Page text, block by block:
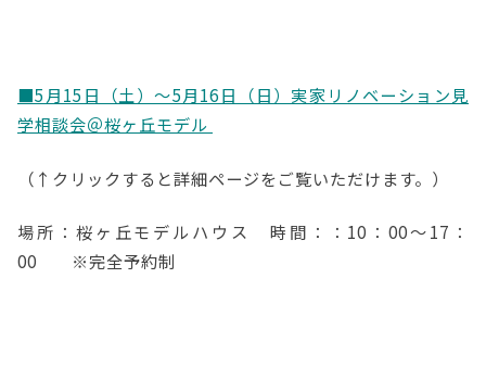
■5月15日（土）～5月16日（日）実家リノベーション見
学相談会＠桜ヶ丘モデル
（↑クリックすると詳細ページをご覧いただけます。）
場所：桜ヶ丘モデルハウス 時間：：10：00～17：
00 ※完全予約制